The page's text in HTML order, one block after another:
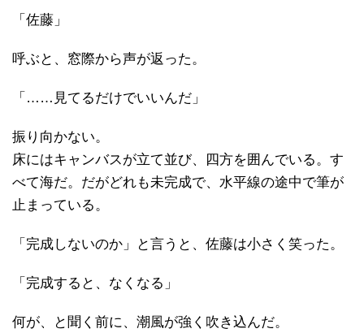
「佐藤」
呼ぶと、窓際から声が返った。
「……見てるだけでいいんだ」
振り向かない。
床にはキャンバスが立て並び、四方を囲んでいる。す
べて海だ。だがどれも未完成で、水平線の途中で筆が
止まっている。
「完成しないのか」と言うと、佐藤は小さく笑った。
「完成すると、なくなる」
何が、と聞く前に、潮風が強く吹き込んだ。